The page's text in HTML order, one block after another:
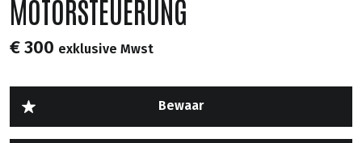
MOTORSTEUERUNG
€ 300 exklusive Mwst